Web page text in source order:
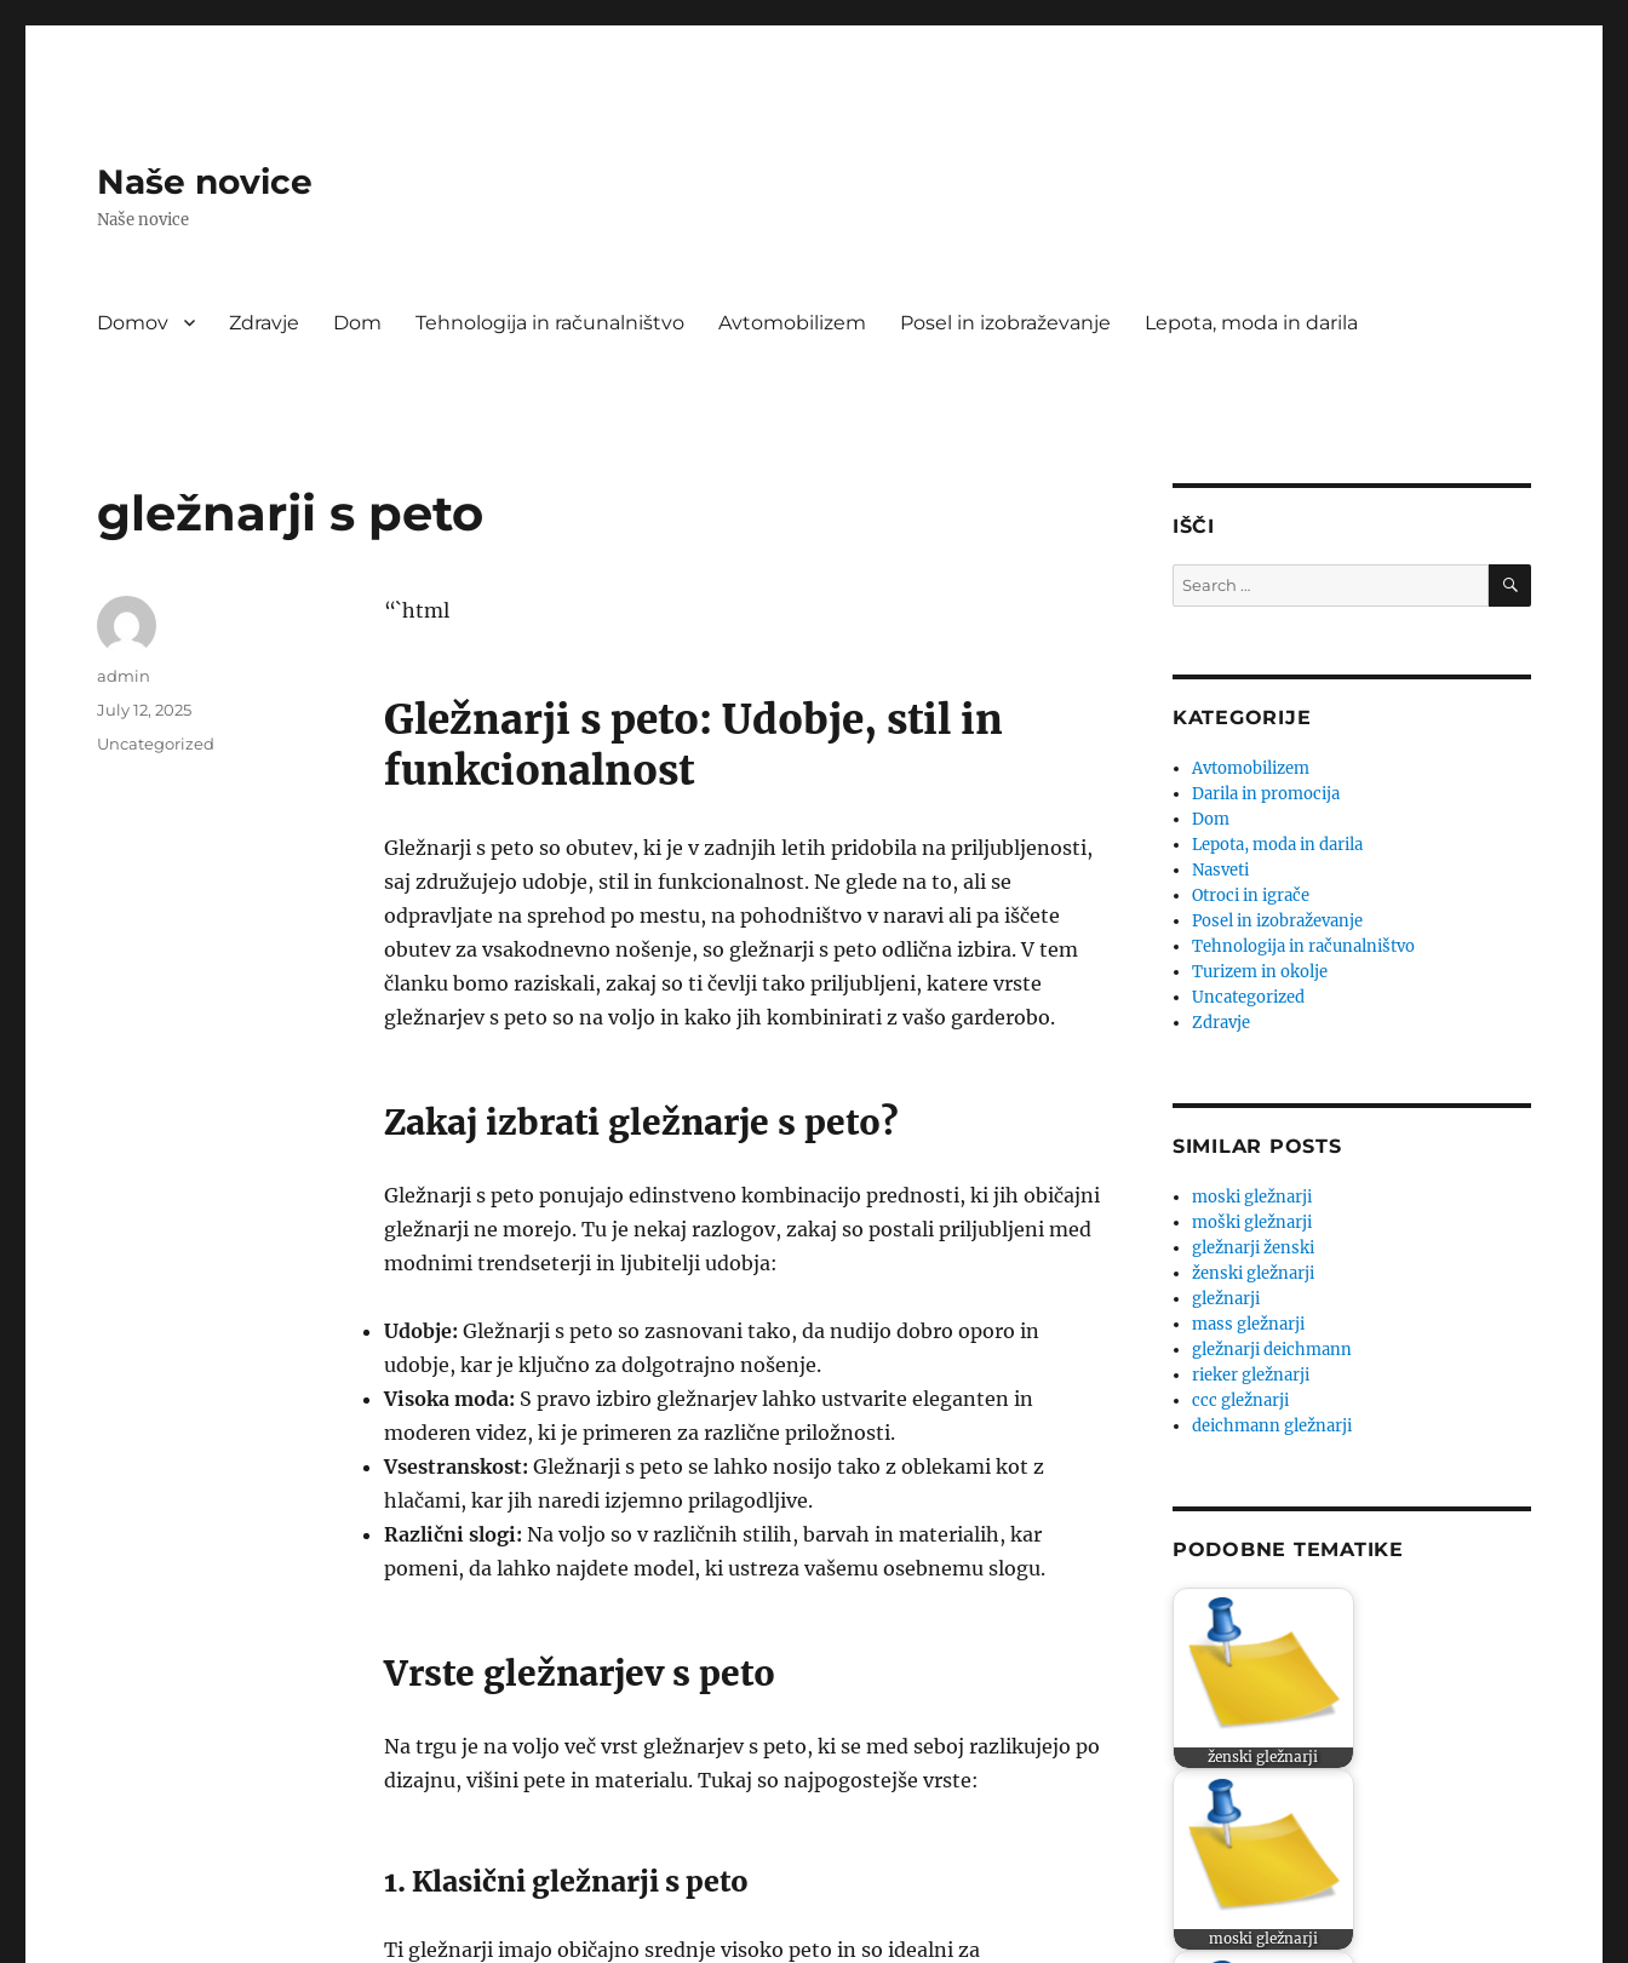
Naše novice
Naše novice
Domov Zdravje Dom Tehnologija in računalništvo Avtomobilizem Posel in izobraževanje Lepota, moda in darila
gležnarji s peto
“`html
Gležnarji s peto: Udobje, stil in
funkcionalnost
Gležnarji s peto so obutev, ki je v zadnjih letih pridobila na priljubljenosti,
saj združujejo udobje, stil in funkcionalnost. Ne glede na to, ali se
odpravljate na sprehod po mestu, na pohodništvo v naravi ali pa iščete
obutev za vsakodnevno nošenje, so gležnarji s peto odlična izbira. V tem
članku bomo raziskali, zakaj so ti čevlji tako priljubljeni, katere vrste
gležnarjev s peto so na voljo in kako jih kombinirati z vašo garderobo.
Zakaj izbrati gležnarje s peto?
Gležnarji s peto ponujajo edinstveno kombinacijo prednosti, ki jih običajni
gležnarji ne morejo. Tu je nekaj razlogov, zakaj so postali priljubljeni med
modnimi trendseterji in ljubitelji udobja:
Udobje: Gležnarji s peto so zasnovani tako, da nudijo dobro oporo in
udobje, kar je ključno za dolgotrajno nošenje.
Visoka moda: S pravo izbiro gležnarjev lahko ustvarite eleganten in
moderen videz, ki je primeren za različne priložnosti.
Vsestranskost: Gležnarji s peto se lahko nosijo tako z oblekami kot z
hlačami, kar jih naredi izjemno prilagodljive.
Različni slogi: Na voljo so v različnih stilih, barvah in materialih, kar
pomeni, da lahko najdete model, ki ustreza vašemu osebnemu slogu.
Vrste gležnarjev s peto
Na trgu je na voljo več vrst gležnarjev s peto, ki se med seboj razlikujejo po
dizajnu, višini pete in materialu. Tukaj so najpogostejše vrste:
1. Klasični gležnarji s peto
Ti gležnarji imajo običajno srednje visoko peto in so idealni za
Author
admin
Posted
July 12, 2025
Categories
Uncategorized
IŠČI
Search
for:
SEARCH
KATEGORIJE
Avtomobilizem
Darila in promocija
Dom
Lepota, moda in darila
Nasveti
Otroci in igrače
Posel in izobraževanje
Tehnologija in računalništvo
Turizem in okolje
Uncategorized
Zdravje
SIMILAR POSTS
moski gležnarji
moški gležnarji
gležnarji ženski
ženski gležnarji
gležnarji
mass gležnarji
gležnarji deichmann
rieker gležnarji
ccc gležnarji
deichmann gležnarji
PODOBNE TEMATIKE
ženski gležnarji
moski gležnarji